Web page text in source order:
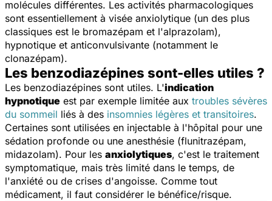
molécules différentes. Les activités pharmacologiques
sont essentiellement à visée anxiolytique (un des plus
classiques est le bromazépam et l'alprazolam),
hypnotique et anticonvulsivante (notamment le
clonazépam).
Les benzodiazépines sont-elles utiles ?
Les benzodiazépines sont utiles. L'indication
hypnotique est par exemple limitée aux troubles sévères
du sommeil liés à des insomnies légères et transitoires.
Certaines sont utilisées en injectable à l'hôpital pour une
sédation profonde ou une anesthésie (flunitrazépam,
midazolam). Pour les anxiolytiques, c'est le traitement
symptomatique, mais très limité dans le temps, de
l'anxiété ou de crises d'angoisse. Comme tout
médicament, il faut considérer le bénéfice/risque.